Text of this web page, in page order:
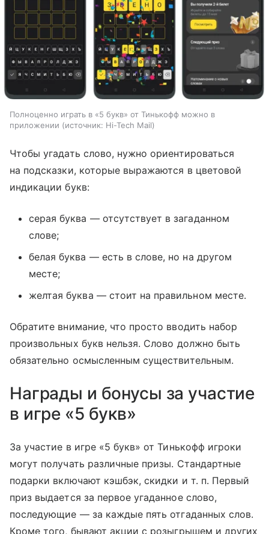
Полноценно играть в «5 букв» от Тинькофф можно в
приложении
источник: Hi-Tech Mail
Чтобы угадать слово, нужно ориентироваться
на подсказки, которые выражаются в цветовой
индикации букв:
серая буква — отсутствует в загаданном
слове;
белая буква — есть в слове, но на другом
месте;
желтая буква — стоит на правильном месте.
Обратите внимание, что просто вводить набор
произвольных букв нельзя. Слово должно быть
обязательно осмысленным существительным.
Награды и бонусы за участие
в игре «5 букв»
За участие в игре «5 букв» от Тинькофф игроки
могут получать различные призы. Стандартные
подарки включают кэшбэк, скидки и т. п. Первый
приз выдается за первое угаданное слово,
последующие — за каждые пять отгаданных слов.
Кроме того, бывают акции с розыгрышем и других